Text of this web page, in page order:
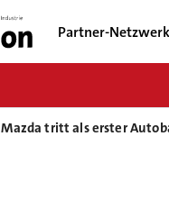
Partner-Netzwerk
Mazda tritt als erster